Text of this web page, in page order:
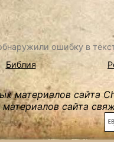
ошибку в
Библия
материалов сайта
материалов сайта